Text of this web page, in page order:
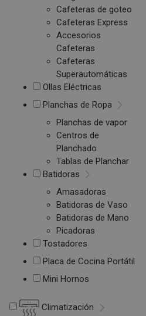
Cafeteras de goteo
Cafeteras Express
Accesorios
Cafeteras
Cafeteras
Superautomáticas
Ollas Eléctricas
Planchas de Ropa
Planchas de vapor
Centros de
Planchado
Tablas de Planchar
Batidoras
Amasadoras
Batidoras de Vaso
Batidoras de Mano
Picadoras
Tostadores
Placa de Cocina Portátil
Mini Hornos
Climatización